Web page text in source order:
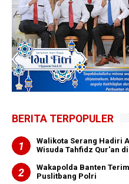
BERITA TERPOPULER
Walikota Serang Hadiri
Wisuda Tahfidz Qur'an
Wakapolda Banten
Puslitbang Polri